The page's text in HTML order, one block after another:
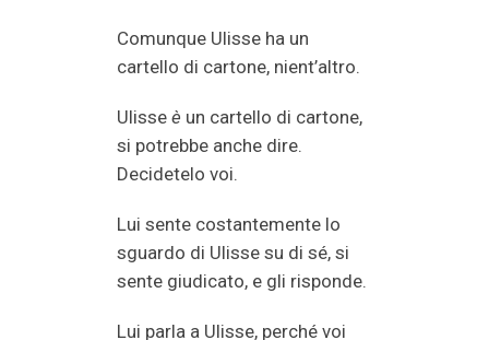
Comunque Ulisse ha un
cartello di cartone, nient’altro.
Ulisseè un cartello di cartone,
si potrebbe anche dire.
Decidetelo voi.
Lui sente costantemente lo
sguardo di Ulisse su di sé, si
sente giudicato, e gli risponde.
Lui parla a Ulisse, perché voi